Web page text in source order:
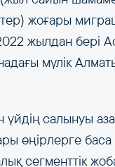
жоғары
жылдан бері
мүлік
үйдің салынуы
өңірлерге
сегменттік